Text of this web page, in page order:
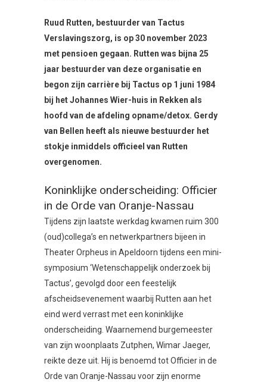
Ruud Rutten, bestuurder van Tactus
Verslavingszorg, is op 30 november 2023
met pensioen gegaan. Rutten was bijna 25
jaar bestuurder van deze organisatie en
begon zijn carrière bij Tactus op 1 juni 1984
bij het Johannes Wier-huis in Rekken als
hoofd van de afdeling opname/detox. Gerdy
van Bellen heeft als nieuwe bestuurder het
stokje inmiddels officieel van Rutten
overgenomen.
Koninklijke onderscheiding: Officier
in de Orde van Oranje-Nassau
Tijdens zijn laatste werkdag kwamen ruim 300
(oud)collega’s en netwerkpartners bijeen in
Theater Orpheus in Apeldoorn tijdens een mini-
symposium ‘Wetenschappelijk onderzoek bij
Tactus’, gevolgd door een feestelijk
afscheidsevenement waarbij Rutten aan het
eind werd verrast met een koninklijke
onderscheiding. Waarnemend burgemeester
van zijn woonplaats Zutphen, Wimar Jaeger,
reikte deze uit. Hij is benoemd tot Officier in de
Orde van Oranje-Nassau voor zijn enorme